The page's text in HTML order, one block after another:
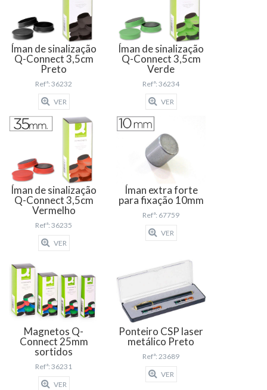
Íman de sinalização
Q-Connect 3,5cm
Preto
Refª: 36232
VER
Íman de sinalização
Q-Connect 3,5cm
Verde
Refª: 36234
VER
Íman de sinalização
Q-Connect 3,5cm
Vermelho
Refª: 36235
VER
Íman extra forte
para fixação 10mm
Refª: 67759
VER
Magnetos Q-
Connect 25mm
sortidos
Refª: 36231
VER
Ponteiro CSP laser
metálico Preto
Refª: 23689
VER